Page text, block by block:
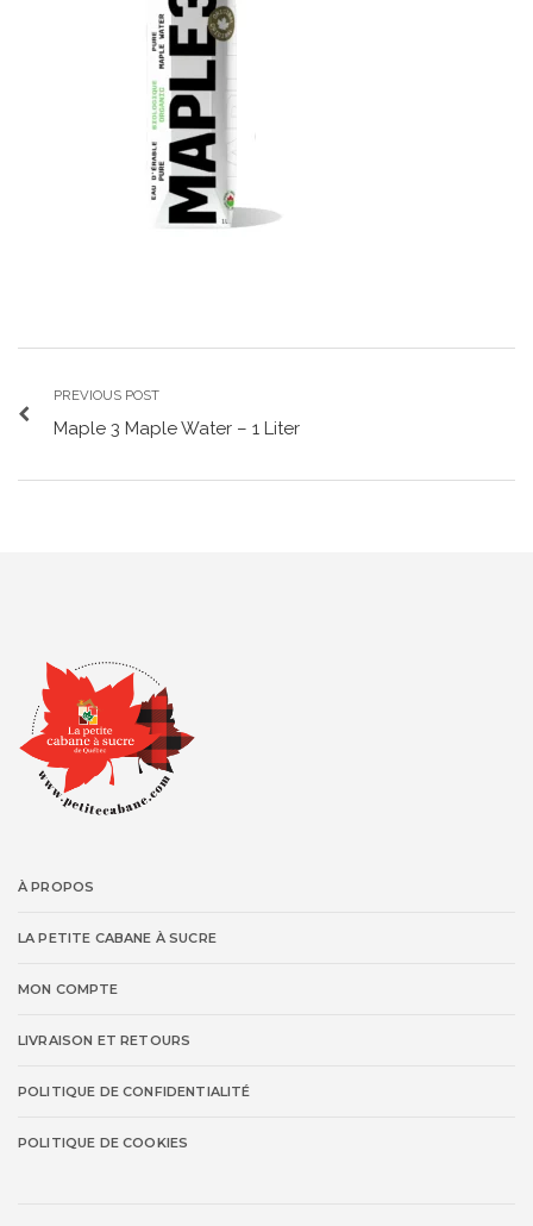
PREVIOUS POST
Maple 3 Maple Water – 1 Liter
À PROPOS
LA PETITE CABANE À SUCRE
MON COMPTE
LIVRAISON ET RETOURS
POLITIQUE DE CONFIDENTIALITÉ
POLITIQUE DE COOKIES